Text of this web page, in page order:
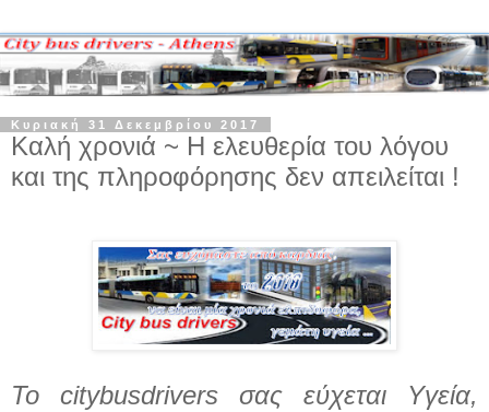
Κυριακή 31 Δεκεμβρίου 2017
Καλή χρονιά ~ Η ελευθερία του λόγου
και της πληροφόρησης δεν απειλείται !
Το citybusdrivers σας εύχεται Υγεία,